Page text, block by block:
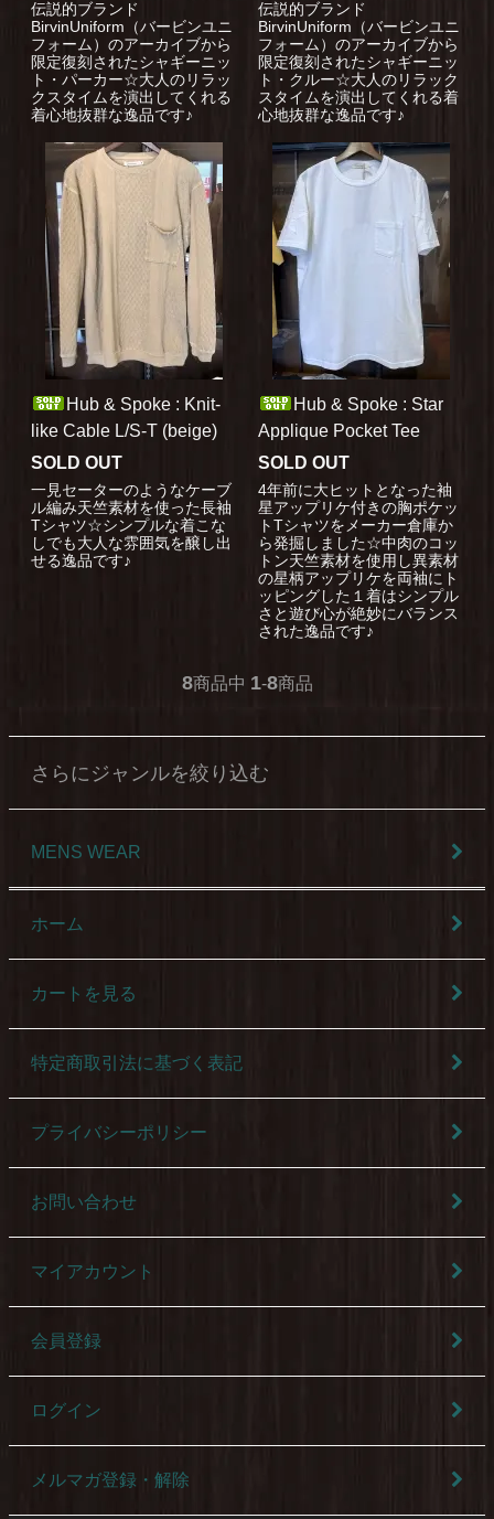
伝説的ブランド
BirvinUniform（バービンユニ
フォーム）のアーカイブから
限定復刻されたシャギーニッ
ト・パーカー☆大人のリラッ
クスタイムを演出してくれる
着心地抜群な逸品です♪
伝説的ブランド
BirvinUniform（バービンユニ
フォーム）のアーカイブから
限定復刻されたシャギーニッ
ト・クルー☆大人のリラック
スタイムを演出してくれる着
心地抜群な逸品です♪
Hub & Spoke : Knit-
like Cable L/S-T (beige)
SOLD OUT
一見セーターのようなケーブ
ル編み天竺素材を使った長袖
Tシャツ☆シンプルな着こな
しでも大人な雰囲気を醸し出
せる逸品です♪
Hub & Spoke : Star
Applique Pocket Tee
SOLD OUT
4年前に大ヒットとなった袖
星アップリケ付きの胸ポケッ
トTシャツをメーカー倉庫か
ら発掘しました☆中肉のコッ
トン天竺素材を使用し異素材
の星柄アップリケを両袖にト
ッピングした１着はシンプル
さと遊び心が絶妙にバランス
された逸品です♪
8商品中 1-8商品
さらにジャンルを絞り込む
MENS WEAR
ホーム
カートを見る
特定商取引法に基づく表記
プライバシーポリシー
お問い合わせ
マイアカウント
会員登録
ログイン
メルマガ登録・解除